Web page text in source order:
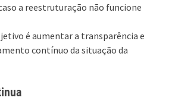
a reestruturação não funcione
é aumentar a transparência e
contínuo da situação da